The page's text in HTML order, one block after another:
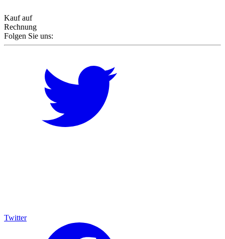
Kauf auf
Rechnung
Folgen Sie uns:
Twitter